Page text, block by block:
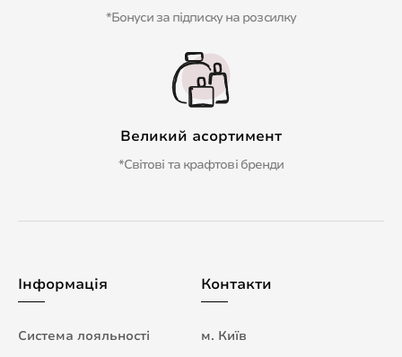
*Бонуси за підписку на розсилку
Великий асортимент
*Світові та крафтові бренди
Інформація
Система лояльності
Контакти
м. Київ